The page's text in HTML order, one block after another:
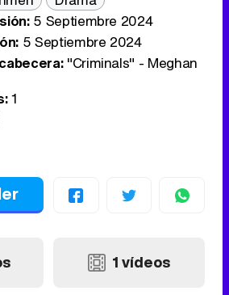
5 Septiembre 2024
5 Septiembre 2024
"Criminals" - Meghan
1
1 vídeos